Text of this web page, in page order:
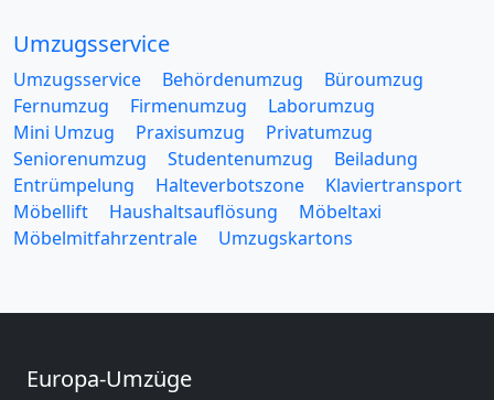
Umzugsservice
Umzugsservice Behördenumzug
Büroumzug
Fernumzug
Firmenumzug
Laborumzug
Mini Umzug
Praxisumzug
Privatumzug
Seniorenumzug
Studentenumzug
Beiladung
Entrümpelung
Halteverbotszone
Klaviertransport
Möbellift
Haushaltsauflösung
Möbeltaxi
Möbelmitfahrzentrale
Umzugskartons
Europa-Umzüge